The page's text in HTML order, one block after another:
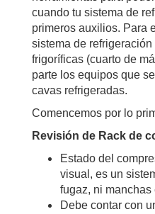
cuando tu sistema de
primeros auxilios. Para
sistema de
frigoríficas (cuarto de
parte los equipos que
cavas refrigeradas.
Comencemos por lo
Revisión de Rack de
Estado del
visual, es un
fugaz, ni manchas
Debe contar con